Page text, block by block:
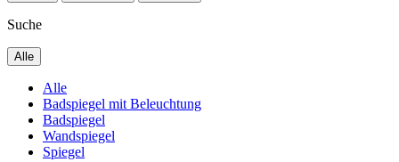
Suche
Alle
Alle
Badspiegel mit Beleuchtung
Badspiegel
Wandspiegel
Spiegel